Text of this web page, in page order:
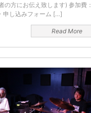
の方にお伝え致します) 参加費：
し込みフォーム […]
Read More